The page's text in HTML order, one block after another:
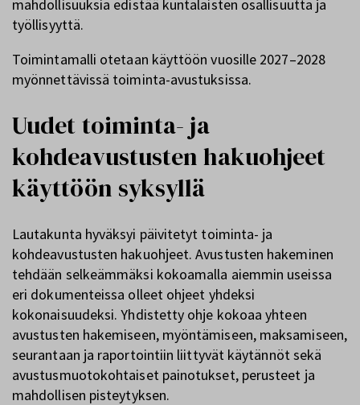
mahdollisuuksia edistää kuntalaisten osallisuutta ja
työllisyyttä.
Toimintamalli otetaan käyttöön vuosille 2027–2028
myönnettävissä toiminta-avustuksissa.
Uudet toiminta- ja
kohdeavustusten hakuohjeet
käyttöön syksyllä
Lautakunta hyväksyi päivitetyt toiminta- ja
kohdeavustusten hakuohjeet. Avustusten hakeminen
tehdään selkeämmäksi kokoamalla aiemmin useissa
eri dokumenteissa olleet ohjeet yhdeksi
kokonaisuudeksi. Yhdistetty ohje kokoaa yhteen
avustusten hakemiseen, myöntämiseen, maksamiseen,
seurantaan ja raportointiin liittyvät käytännöt sekä
avustusmuotokohtaiset painotukset, perusteet ja
mahdollisen pisteytyksen.